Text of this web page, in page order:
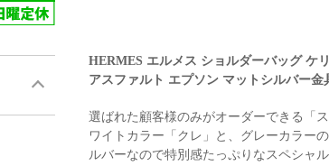
HERMES エルメス ショルダーバッグ ケ
アスファルト エプソン マットシルバー金
選ばれた顧客様のみがオーダーできる「
ワイトカラー「クレ」と、グレーカラー
ルバーなので特別感たっぷりなスペシャ